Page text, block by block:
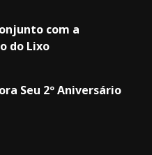
com a
do Lixo
Seu 2º Aniversário